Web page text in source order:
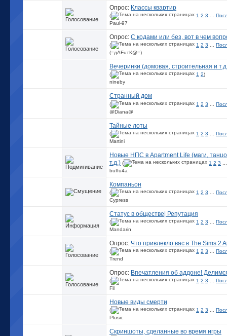
Опрос: Классы квартир
( 1 2 3
Paul-97
Опрос: С кодами или без, вот в чем
( 1 2 3
(=дАFuтК@=)
Вечеринки (домовая, строительная и
( 1 2)
nineby
Странный дом
( 1 2 3
@Diana@
Тайные лоты
( 1 2 3
Martini
Новые НПС в Apartment Life (маги,
т.д.) ( 1 2 3
buffu4a
Компаньон
( 1 2 3
Cypress
Статус в обществе| Репутация
( 1 2 3
Mandarin
Опрос: Что привлекло вас в The Sims 2
( 1 2 3
Trend
Опрос: Впечатления об аддоне!
( 1 2 3
Fil
Новые виды смерти
( 1 2 3
Plusic
Скриншоты, сделанные во время игры